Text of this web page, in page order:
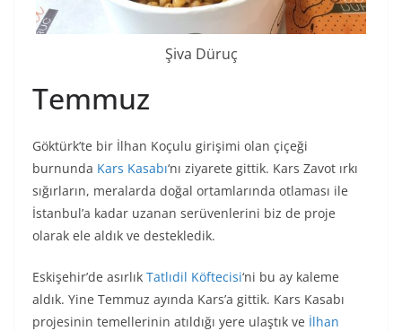
Şiva Düruç
Temmuz
Göktürk’te bir İlhan Koçulu girişimi olan çiçeği
burnunda Kars Kasabı‘nı ziyarete gittik. Kars Zavot ırkı
sığırların, meralarda doğal ortamlarında otlaması ile
İstanbul’a kadar uzanan serüvenlerini biz de proje
olarak ele aldık ve destekledik.
Eskişehir’de asırlık Tatlıdil Köftecisi‘ni bu ay kaleme
aldık. Yine Temmuz ayında Kars’a gittik. Kars Kasabı
projesinin temellerinin atıldığı yere ulaştık ve İlhan